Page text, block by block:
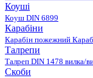
Коуші
Коуш DIN 6899
Карабіни
Карабін пожежний
Талрепи
Талреп DIN 1478 вилка/
Скоби